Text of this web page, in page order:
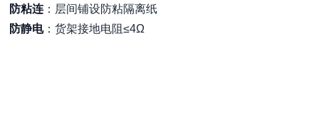
防粘连 ：层间铺设防粘隔离纸
防静电：货架接地电阻≤4Ω